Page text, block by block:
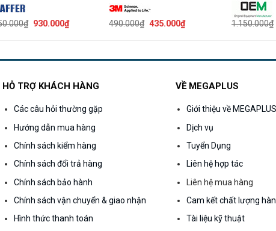
₫ Giá
930.000₫Giá
hiện
930.000₫.
490.000₫ Giá
435.000₫Giá
hiện
435.000₫.
1.150.000₫
HỖ TRỢ KHÁCH HÀNG
Các câu hỏi thường gặp
Hướng dẫn mua hàng
Chính sách kiểm hàng
Chính sách đổi trả hàng
Chính sách bảo hành
Chính sách vận chuyển & giao nhận
Hình thức thanh toán
VỀ MEGAPLUS
Giới thiệu về MEGAPLUS
Dịch vụ
Tuyển Dụng
Liên hệ hợp tác
Liên hệ mua hàng
Cam kết chất lượng
Tài liệu kỹ thuật